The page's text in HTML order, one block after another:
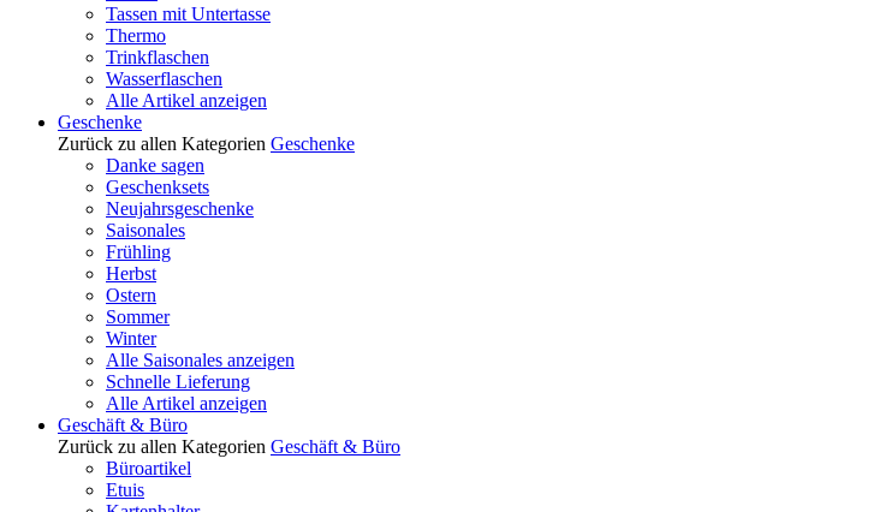
Tassen mit Untertasse
Thermo
Trinkflaschen
Wasserflaschen
Alle Artikel anzeigen
Geschenke
Zurück zu allen Kategorien Geschenke
Danke sagen
Geschenksets
Neujahrsgeschenke
Saisonales
Frühling
Herbst
Ostern
Sommer
Winter
Alle Saisonales anzeigen
Schnelle Lieferung
Alle Artikel anzeigen
Geschäft & Büro
Zurück zu allen Kategorien Geschäft & Büro
Büroartikel
Etuis